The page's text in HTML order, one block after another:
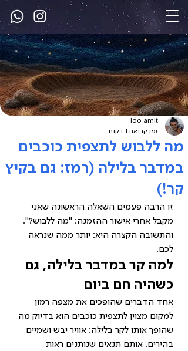
מה ללבוש לתצפית כוכבים
במדבר בלילה (רמז: גם בקיץ
קר!)
ido amit
זמן קריאה 1 דקות
זו הרבה פעמים השאלה הראשונה שאני
מקבל אחרי אישור ההזמנה: "מה ללבוש?".
והתשובה הקצרה היא: יותר ממה שנראה
לכם.
למה קר במדבר בלילה, גם
כשהיה חם ביום
אחד הדברים שהופכים את מצפה רמון
למקום מצוין לתצפית כוכבים הוא בדיוק מה
שהופך אותו לקר בלילה: אוויר יבש ושמיים
בהירים. אותם תנאים שנותנים ראות